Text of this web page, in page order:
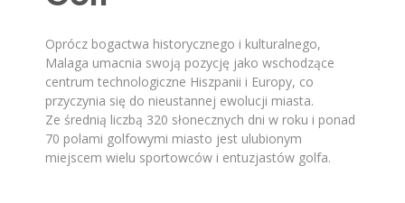
Oprócz bogactwa historycznego i kulturalnego,
Malaga umacnia swoją pozycję jako wschodzące
centrum technologiczne Hiszpanii i Europy, co
przyczynia się do nieustannej ewolucji miasta.
Ze średnią liczbą 320 słonecznych dni w roku i ponad
70 polami golfowymi miasto jest ulubionym
miejscem wielu sportowców i entuzjastów golfa.